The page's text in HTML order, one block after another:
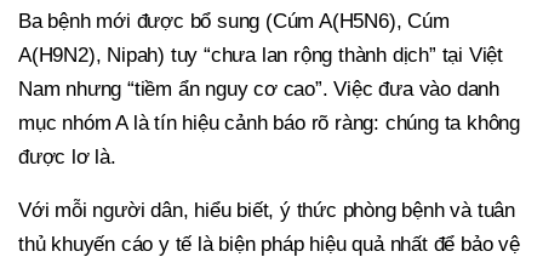
Ba bệnh mới được bổ sung (Cúm A(H5N6), Cúm
A(H9N2), Nipah) tuy “chưa lan rộng thành dịch” tại Việt
Nam nhưng “tiềm ẩn nguy cơ cao”. Việc đưa vào danh
mục nhóm A là tín hiệu cảnh báo rõ ràng: chúng ta không
được lơ là.
Với mỗi người dân, hiểu biết, ý thức phòng bệnh và tuân
thủ khuyến cáo y tế là biện pháp hiệu quả nhất để bảo vệ